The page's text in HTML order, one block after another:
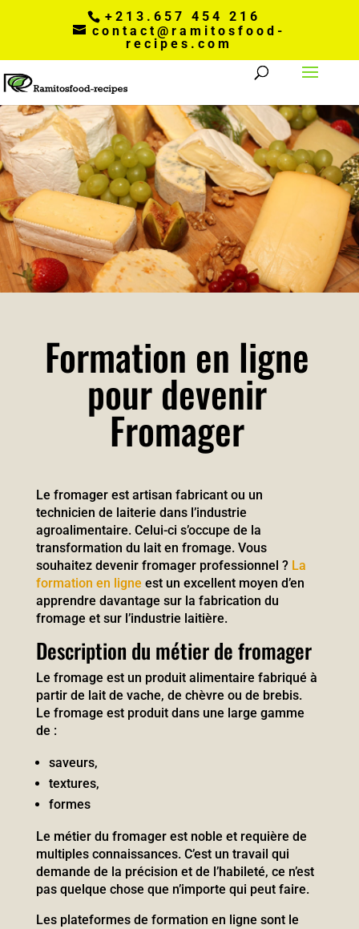
+213.657 454 216
contact@ramitosfood-
recipes.com
Formation en ligne
pour devenir
Fromager
Le fromager est artisan fabricant ou un
technicien de laiterie dans l’industrie
agroalimentaire. Celui-ci s’occupe de la
transformation du lait en fromage. Vous
souhaitez devenir fromager professionnel ? La
formation en ligne est un excellent moyen d’en
apprendre davantage sur la fabrication du
fromage et sur l’industrie laitière.
Description du métier de fromager
Le fromage est un produit alimentaire fabriqué à
partir de lait de vache, de chèvre ou de brebis.
Le fromage est produit dans une large gamme
de :
saveurs,
textures,
formes
Le métier du fromager est noble et requière de
multiples connaissances. C’est un travail qui
demande de la précision et de l’habileté, ce n’est
pas quelque chose que n’importe qui peut faire.
Les plateformes de formation en ligne sont le